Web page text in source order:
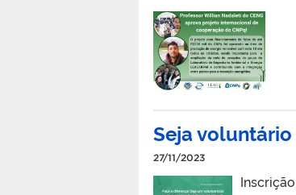
Seja voluntário
27/11/2023